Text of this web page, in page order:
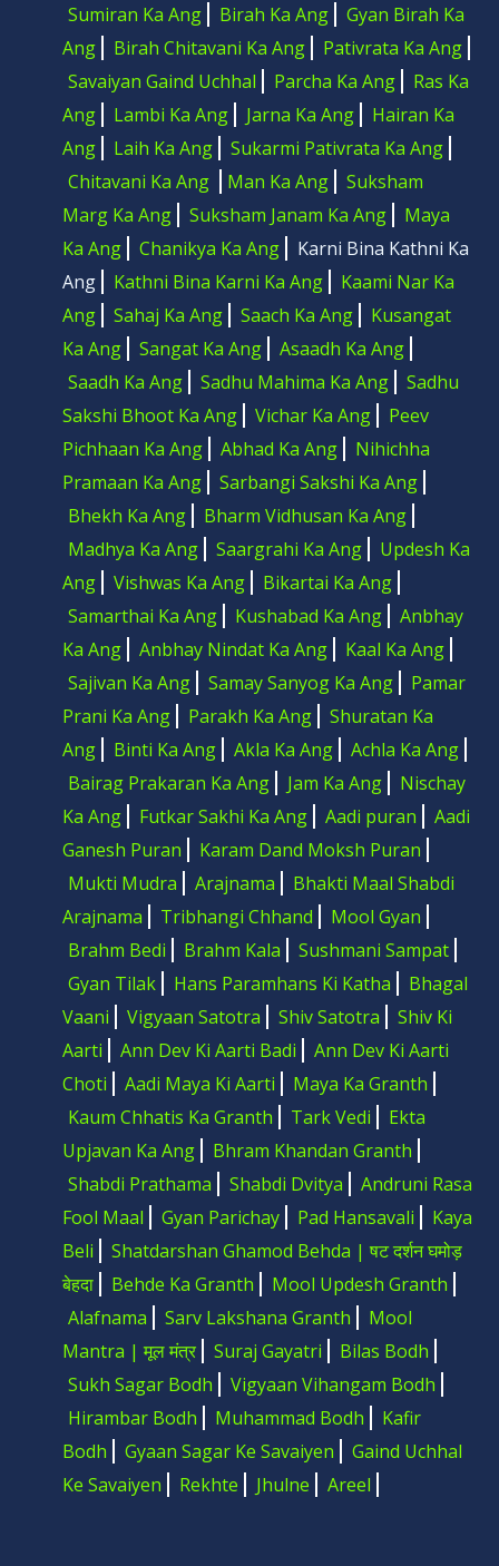
Sumiran Ka Ang
Birah Ka Ang
Gyan Birah Ka
Ang
Birah Chitavani Ka Ang
Pativrata Ka Ang
Savaiyan Gaind Uchhal
Parcha Ka Ang
Ras Ka
Ang
Lambi Ka Ang Jarna Ka Ang
Hairan Ka
Ang
Laih Ka Ang
Sukarmi Pativrata Ka Ang
Chitavani Ka Ang
Man Ka Ang
Suksham
Marg Ka Ang
Suksham Janam Ka Ang
Maya
Ka Ang
Chanikya Ka Ang
Karni Bina Kathni Ka
Ang
Kathni Bina Karni Ka Ang
Kaami Nar Ka
Ang
Sahaj Ka Ang Saach Ka Ang
Kusangat
Ka Ang
Sangat Ka Ang
Asaadh Ka Ang
Saadh Ka Ang
Sadhu Mahima Ka Ang
Sadhu
Sakshi Bhoot Ka Ang
Vichar Ka Ang
Peev
Pichhaan Ka Ang
Abhad Ka Ang
Nihichha
Pramaan Ka Ang
Sarbangi Sakshi Ka Ang
Bhekh Ka Ang
Bharm Vidhusan Ka Ang
Madhya Ka Ang
Saargrahi Ka Ang
Updesh Ka
Ang
Vishwas Ka Ang
Bikartai Ka Ang
Samarthai Ka Ang
Kushabad Ka Ang
Anbhay
Ka Ang
Anbhay Nindat Ka Ang
Kaal Ka Ang
Sajivan Ka Ang
Samay Sanyog Ka Ang
Pamar
Prani Ka Ang
Parakh Ka Ang
Shuratan Ka
Ang
Binti Ka Ang Akla Ka Ang
Achla Ka Ang
Bairag Prakaran Ka Ang
Jam Ka Ang
Nischay
Ka Ang
Futkar Sakhi Ka Ang Aadi puran
Aadi
Ganesh Puran
Karam Dand Moksh Puran
Mukti Mudra
Arajnama
Bhakti Maal Shabdi
Arajnama
Tribhangi Chhand
Mool Gyan
Brahm Bedi
Brahm Kala
Sushmani Sampat
Gyan Tilak
Hans Paramhans Ki Katha
Bhagal
Vaani
Vigyaan Satotra Shiv Satotra
Shiv Ki
Aarti
Ann Dev Ki Aarti Badi
Ann Dev Ki Aarti
Choti
Aadi Maya Ki Aarti
Maya Ka Granth
Kaum Chhatis Ka Granth
Tark Vedi
Ekta
Upjavan Ka Ang
Bhram Khandan Granth
Shabdi Prathama
Shabdi Dvitya
Andruni Rasa
Fool Maal
Gyan Parichay Pad Hansavali
Kaya
Beli
Shatdarshan Ghamod Behda | षट दर्शन घमोड़
बेहदा
Behde Ka Granth
Mool Updesh Granth
Alafnama
Sarv Lakshana Granth
Mool
Mantra | मूल मंत्र
Suraj Gayatri
Bilas Bodh
Sukh Sagar Bodh
Vigyaan Vihangam Bodh
Hirambar Bodh
Muhammad Bodh
Kafir
Bodh
Gyaan Sagar Ke Savaiyen
Gaind Uchhal
Ke Savaiyen
Rekhte Jhulne Areel